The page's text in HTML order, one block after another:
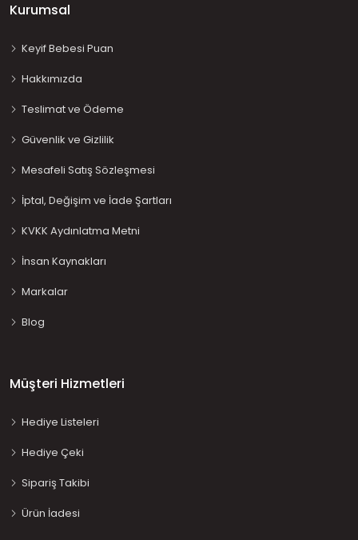
Kurumsal
Keyif Bebesi Puan
Hakkımızda
Teslimat ve Ödeme
Güvenlik ve Gizlilik
Mesafeli Satış Sözleşmesi
İptal, Değişim ve İade Şartları
KVKK Aydınlatma Metni
İnsan Kaynakları
Markalar
Blog
Müşteri Hizmetleri
Hediye Listeleri
Hediye Çeki
Sipariş Takibi
Ürün İadesi